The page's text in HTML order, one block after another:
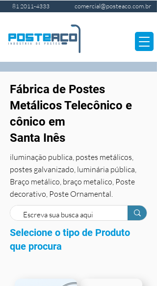
81 2011-4333 comercial@posteaco.com.br
Fábrica de Postes
Metálicos Telecônico e
cônico em
Santa Inês
iluminação publica, postes metálicos,
postes galvanizado, luminária pública,
Braço metálico, braço metalico, Poste
decorativo, Poste Ornamental.
Selecione o tipo de Produto
que procura